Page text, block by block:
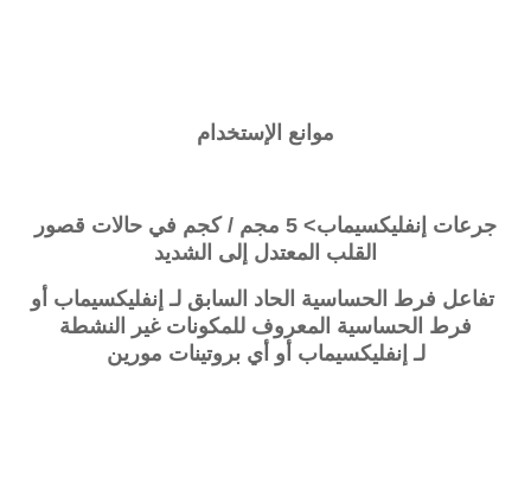
موانع الإستخدام
جرعات إنفليكسيماب> 5 مجم / كجم في حالات قصور
القلب المعتدل إلى الشديد
تفاعل فرط الحساسية الحاد السابق لـ إنفليكسيماب أو
فرط الحساسية المعروف للمكونات غير النشطة
لـ إنفليكسيماب أو أي بروتينات مورين